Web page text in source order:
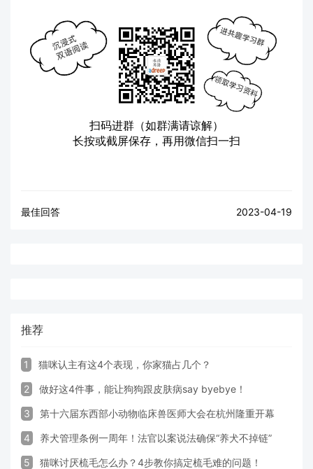
扫码进群（如群满请谅解）
长按或截屏保存，再用微信扫一扫
最佳回答 2023-04-19
推荐
1 猫咪认主有这4个表现，你家猫占几个？
2 做好这4件事，能让狗狗跟皮肤病say byebye！
3 第十六届东西部小动物临床兽医师大会在杭州隆重开幕
4 养犬管理条例一周年！法官以案说法确保“养犬不掉链”
5 猫咪讨厌梳毛怎么办？4步教你搞定梳毛难的问题！